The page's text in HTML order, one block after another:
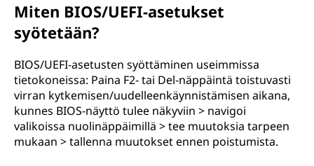
Miten BIOS/UEFI-asetukset
syötetään?
BIOS/UEFI-asetusten syöttäminen useimmissa
tietokoneissa: Paina F2- tai Del-näppäintä toistuvasti
virran kytkemisen/uudelleenkäynnistämisen aikana,
kunnes BIOS-näyttö tulee näkyviin > navigoi
valikoissa nuolinäppäimillä > tee muutoksia tarpeen
mukaan > tallenna muutokset ennen poistumista.